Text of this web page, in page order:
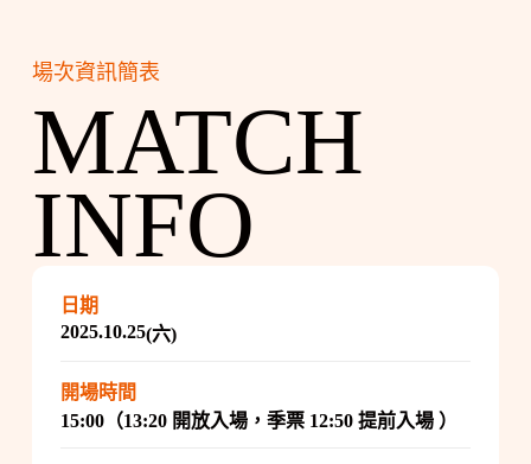
場次資訊簡表
MATCH
INFO
日期
2025.10.25(六)
開場時間
15:00（13:20 開放入場，季票 12:50 提前入場 ）